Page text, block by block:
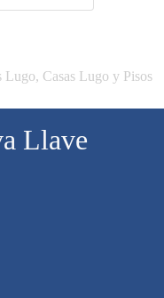
Casas Lugo y Pisos
Llave